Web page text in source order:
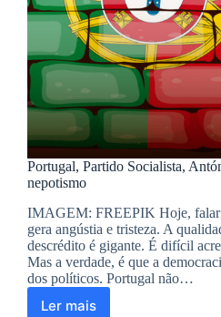
Portugal, Partido Socialista,
nepotismo
IMAGEM: FREEPIK Hoje, falar
gera angústia e tristeza. A
descrédito é gigante. É difícil
Mas a verdade, é que a
dos políticos. Portugal não…
Ler mais
Portugal,